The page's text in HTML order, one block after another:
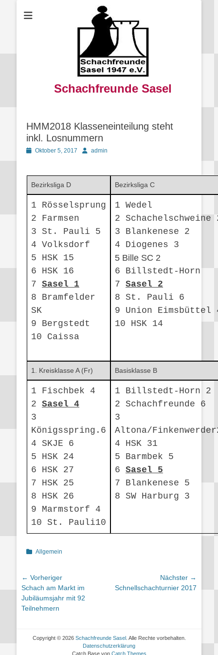
Schachfreunde Sasel
HMM2018 Klasseneinteilung steht
inkl. Losnummern
PostedOktober 5, 2017 Autoradmin
Bezirksliga D Bezirksliga C
1 Rösselsprung
2 Farmsen
3 St. Pauli 5
4 Volksdorf
5 HSK 15
6 HSK 16
7 Sasel 1
8 Bramfelder
SK
9 Bergstedt
10 Caissa
1 Wedel
2 Schachelschweine
3 Blankenese 2
4 Diogenes 3
5 Bille SC 2
6 Billstedt-Horn
7 Sasel 2
8 St. Pauli 6
9 Union Eimsbüttel
10 HSK 14
1. Kreisklasse A (Fr) Basisklasse B
1 Fischbek 4
2 Sasel 4
3
Königsspring.6
4 SKJE 6
5 HSK 24
6 HSK 27
7 HSK 25
8 HSK 26
9 Marmstorf 4
10 St. Pauli10
1 Billstedt-Horn 2
2 Schachfreunde 6
3
Altona/
4 HSK 31
5 Barmbek 5
6 Sasel 5
7 Blankenese 5
8 SW Harburg 3
Kategorien
Allgemein
Beitragsnavigation
← Vorheriger
Vorheriger
Beitrag:
Schach am Markt im
Jubiläumsjahr mit 92
Teilnehmern
Nächster →
Nächster
Schnellschachturnier 2017
Copyright © 2026 Schachfreunde Sasel. Alle Rechte vorbehalten.
Datenschutzerklärung
Catch Base von Catch Themes